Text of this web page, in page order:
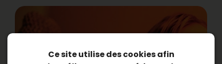
Ce site utilise des cookies afin